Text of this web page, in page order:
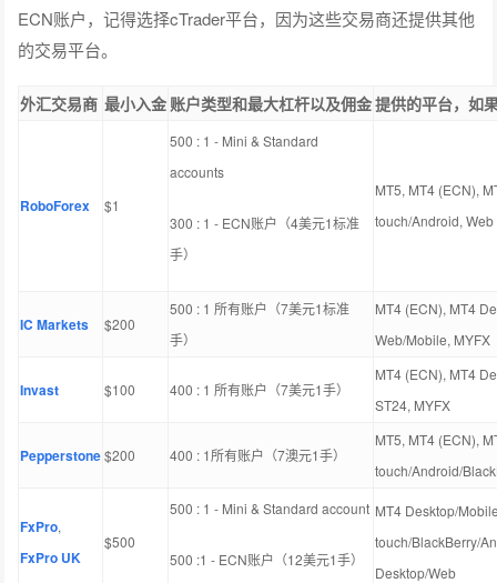
ECN账户，记得选择cTrader平台，因为这些交易商还提供其他
的交易平台。
外汇交易商 最小入金 账户类型和最大杠杆以及佣金提供的平台，如
RoboForex $1
500 : 1 - Mini & Standard
accounts
300 : 1 - ECN账户（4美元1标准
手）
MT5, MT4 (ECN),
touch/Android,
IC Markets $200
500 : 1 所有账户（7美元1标准
手）
MT4 (ECN), MT4
Web/Mobile, MYFX
Invast $100 400 : 1 所有账户（7美元1手）
MT4 (ECN), MT4
ST24, MYFX
Pepperstone $200 400 : 1所有账户（7澳元1手）
MT5, MT4 (ECN),
touch/Android/
FxPro,
FxPro UK
$500
500 : 1 - Mini & Standard account
500 :1 - ECN账户（12美元1手）
MT4 Desktop/
touch/BlackBerry/
Desktop/Web